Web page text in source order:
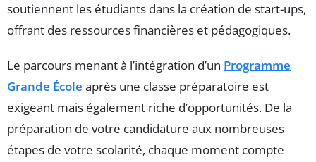
soutiennent les étudiants dans la création de start-ups,
offrant des ressources financières et pédagogiques.
Le parcours menant à l’intégration d’un Programme
Grande École après une classe préparatoire est
exigeant mais également riche d’opportunités. De la
préparation de votre candidature aux nombreuses
étapes de votre scolarité, chaque moment compte